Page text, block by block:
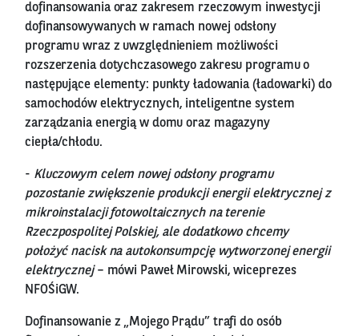
dofinansowania oraz zakresem rzeczowym inwestycji
dofinansowywanych w ramach nowej odsłony
programu wraz z uwzględnieniem możliwości
rozszerzenia dotychczasowego zakresu programu o
następujące elementy: punkty ładowania (ładowarki) do
samochodów elektrycznych, inteligentne system
zarządzania energią w domu oraz magazyny
ciepła/chłodu.
- Kluczowym celem nowej odsłony programu
pozostanie zwiększenie produkcji energii elektrycznej z
mikroinstalacji fotowoltaicznych na terenie
Rzeczpospolitej Polskiej, ale dodatkowo chcemy
położyć nacisk na autokonsumpcję wytworzonej energii
elektrycznej– mówi Paweł Mirowski, wiceprezes
NFOŚiGW.
Dofinansowanie z „Mojego Prądu” trafi do osób